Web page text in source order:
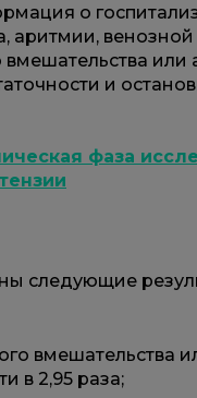
о
аритмии,
вмешательства
и
фаза
следующие
вмешательства
в 2,95 раза;